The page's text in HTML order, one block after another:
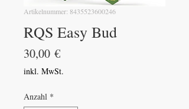
Artikelnummer: 8435523600246
RQS Easy Bud
30,00 €Preis
inkl. MwSt.
Anzahl *